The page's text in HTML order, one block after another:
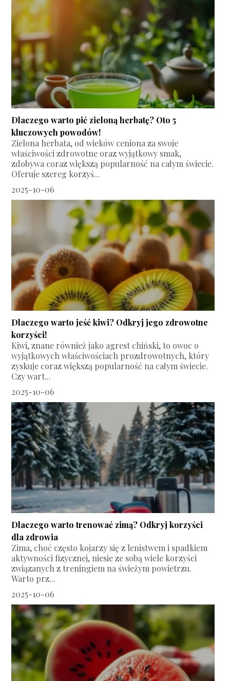
Dlaczego warto pić zieloną herbatę? Oto 5
kluczowych powodów!
Zielona herbata, od wieków ceniona za swoje
właściwości zdrowotne oraz wyjątkowy smak,
zdobywa coraz większą popularność na całym świecie.
Oferuje szereg korzyś...
2025-10-06
Dlaczego warto jeść kiwi? Odkryj jego zdrowotne
korzyści!
Kiwi, znane również jako agrest chiński, to owoc o
wyjątkowych właściwościach prozdrowotnych, który
zyskuje coraz większą popularność na całym świecie.
Czy wart...
2025-10-06
Dlaczego warto trenować zimą? Odkryj korzyści
dla zdrowia
Zima, choć często kojarzy się z lenistwem i spadkiem
aktywności fizycznej, niesie ze sobą wiele korzyści
związanych z treningiem na świeżym powietrzu.
Warto prz...
2025-10-06